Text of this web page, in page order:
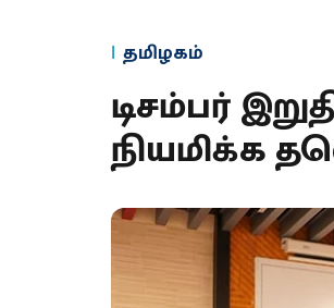
தமிழகம்
டிசம்பர்
நியமிக்க